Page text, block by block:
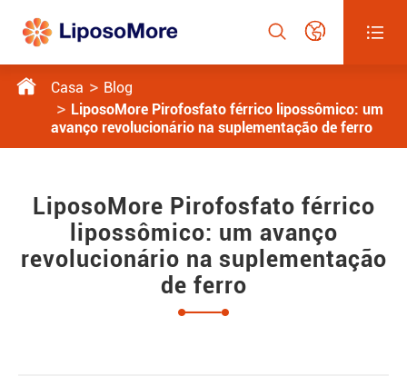
  
 Casa
Blog
LiposoMore Pirofosfato férrico lipossômico: um
avanço revolucionário na suplementação de ferro
LiposoMore Pirofosfato férrico
lipossômico: um avanço
revolucionário na suplementação
de ferro